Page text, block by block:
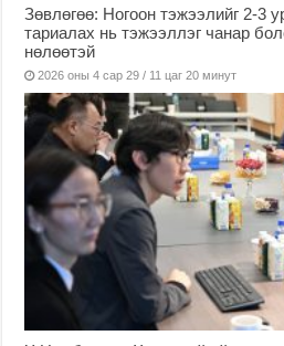
Зөвлөгөө: Ногоон тэжээлийг 2-3
тариалах нь тэжээллэг чанар
нөлөөтэй
2026 оны 4 сар 29 / 11 цаг 20 минут